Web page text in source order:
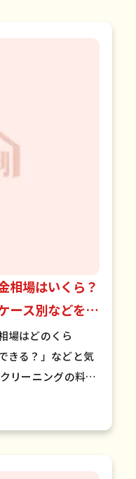
相場はいくら？
ース別などを徹
場はどのくら
きる？」などと気
リーニングの料金
って大きく変わ